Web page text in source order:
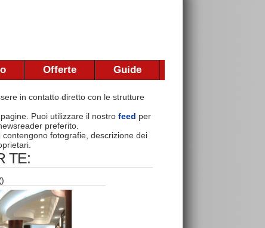
Offerte Guide
in contatto diretto con le strutture
Puoi utilizzare il nostro feed per
preferito.
fotografie, descrizione dei
TE:
()